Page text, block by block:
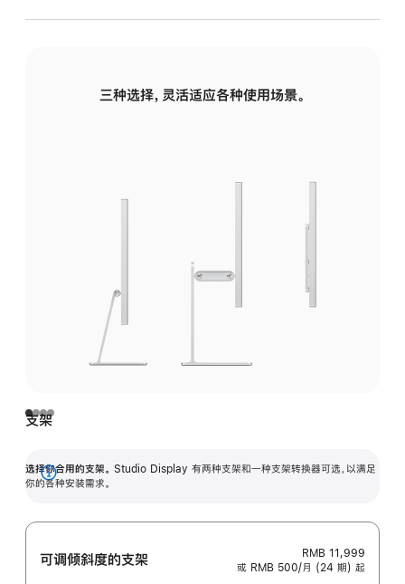
三种选择，灵活适应各种使用场景。
支架
选择你合用的支架。 Studio Display 有两种支架和一种支架转换器可选，以满足
你的各种安装需求。
展
可调倾斜度的支架
RMB 11,999
或 RMB 500/月 (24 期) 起